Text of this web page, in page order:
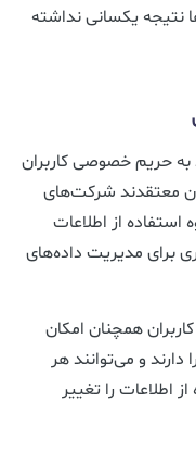
نتیجه یکسانی نداشته
حریم خصوصی کاربران
معتقدند شرکت‌های
استفاده از اطلاعات
برای مدیریت داده‌های
همچنان امکان
و می‌توانند هر
اطلاعات را تغییر